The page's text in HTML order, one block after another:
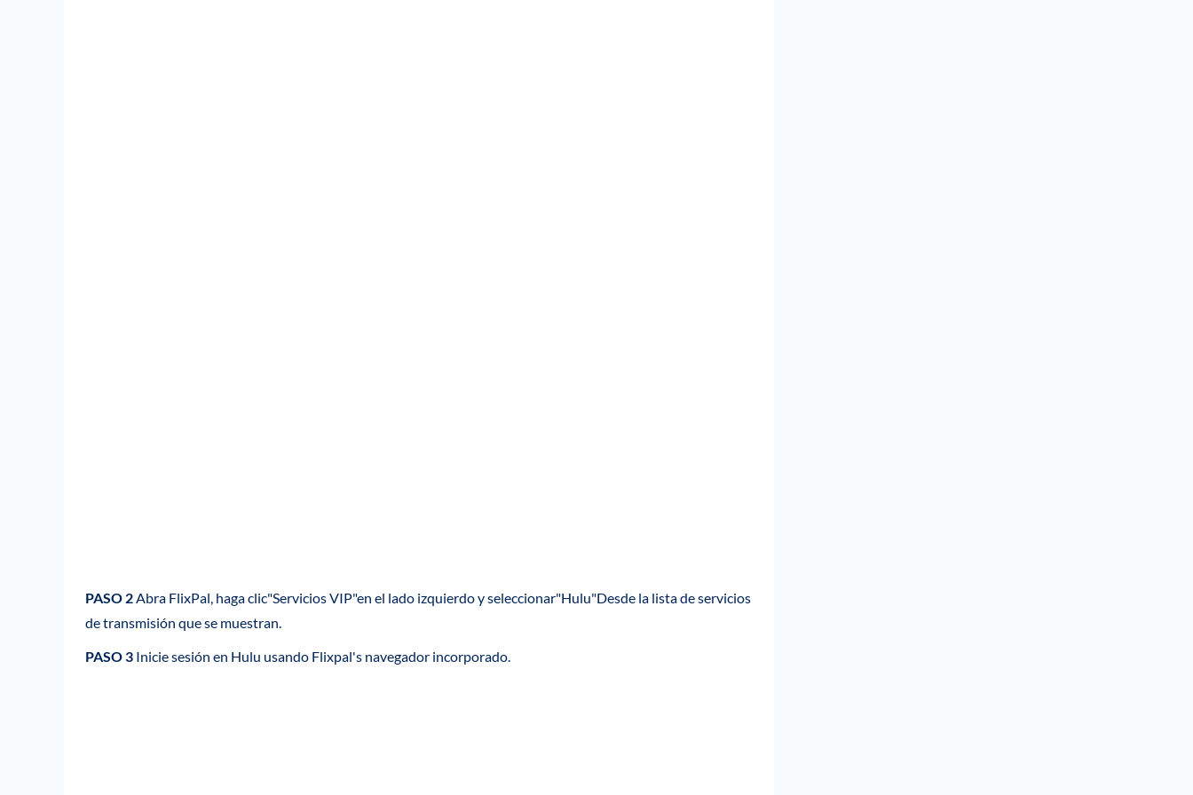
PASO 2Abra FlixPal, haga clic"Servicios VIP"en el lado izquierdo y seleccionar"Hulu"Desde la lista de servicios
de transmisión que se muestran.
PASO 3 Inicie sesión en Hulu usando Flixpal's navegador incorporado.